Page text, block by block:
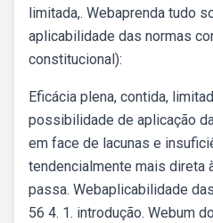
limitada,. Webaprenda tudo
aplicabilidade das normas
constitucional):
Eficácia plena, contida,
possibilidade de aplicação
em face de lacunas e
tendencialmente mais direta
passa. Webaplicabilidade
56 4. 1. introdução. Webum